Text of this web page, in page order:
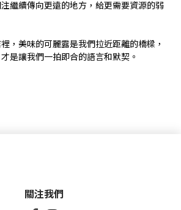
繼續傳向更遠的地方，給更需要資源的弱
，美味的可麗露是我們拉近距離的橋樑，
是讓我們一拍即合的語言和默契。
關注我們